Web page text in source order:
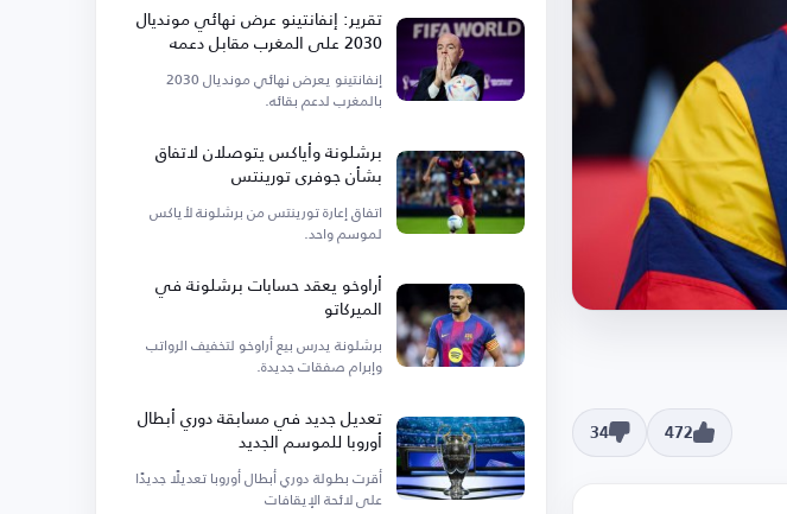
472
34
تقرير: إنفانتينو عرض نهائي مونديال
2030 على المغرب مقابل دعمه
إنفانتينو يعرض نهائي مونديال 2030
بالمغرب لدعم بقائه.
برشلونة وأياكس يتوصلان لاتفاق
بشأن جوفري تورينتس
اتفاق إعارة تورينتس من برشلونة لأياكس
لموسم واحد.
أراوخو يعقد حسابات برشلونة في
الميركاتو
برشلونة يدرس بيع أراوخو لتخفيف الرواتب
وإبرام صفقات جديدة.
تعديل جديد في مسابقة دوري أبطال
أوروبا للموسم الجديد
أقرت بطولة دوري أبطال أوروبا تعديلًا جديدًا
على لائحة الإيقافات